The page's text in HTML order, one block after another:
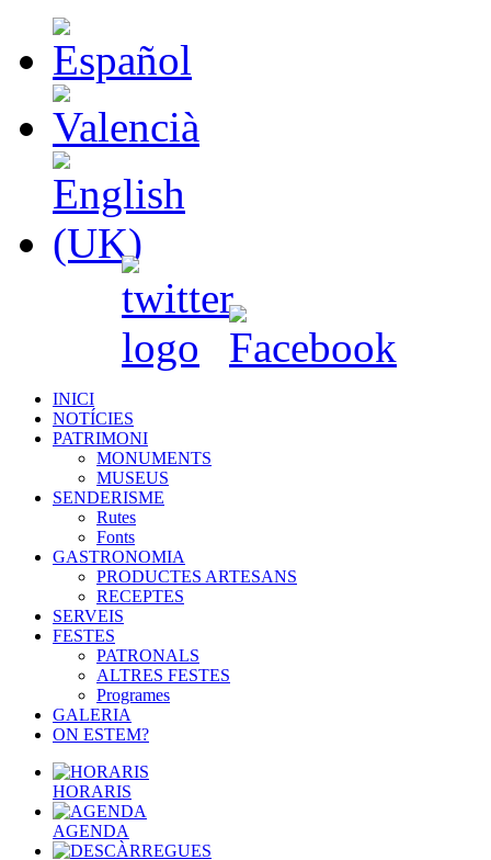
INICI
NOTÍCIES
PATRIMONI
MONUMENTS
MUSEUS
SENDERISME
Rutes
Fonts
GASTRONOMIA
PRODUCTES ARTESANS
RECEPTES
SERVEIS
FESTES
PATRONALS
ALTRES FESTES
Programes
GALERIA
ON ESTEM?
HORARIS
AGENDA